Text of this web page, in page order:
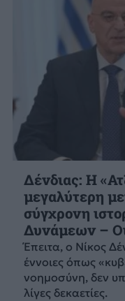
Δένδιας: Η
μεγαλύτερη
σύγχρονη
Δυνάμεων –
Έπειτα, ο Νίκος
έννοιες όπως
νοημοσύνη, δεν
λίγες δεκαετίες.